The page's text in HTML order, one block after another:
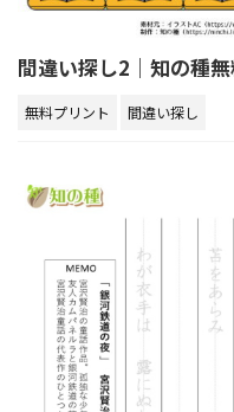
間違い探し2｜知の種
無料プリント 間違い探し